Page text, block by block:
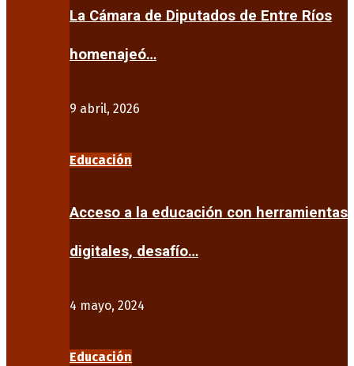
La Cámara de Diputados de Entre Ríos
homenajeó…
9 abril, 2026
Educación
Acceso a la educación con herramientas
digitales, desafío…
4 mayo, 2024
Educación